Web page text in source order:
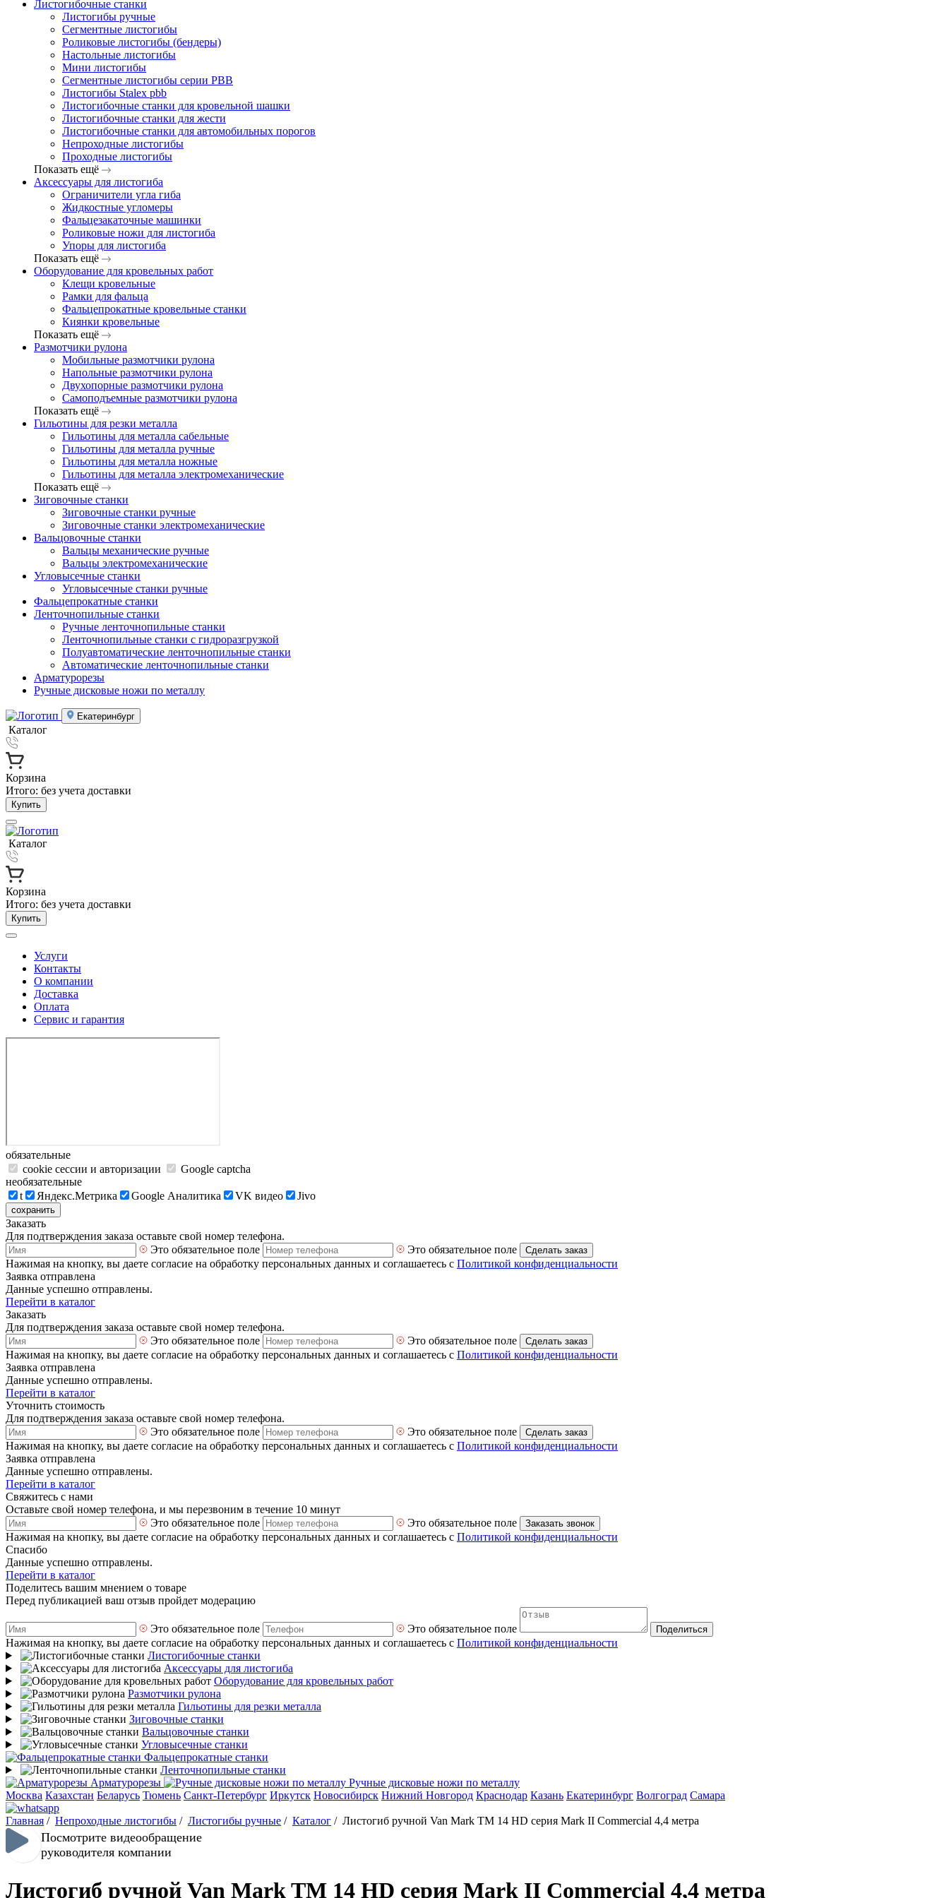
Листогибочные станки
Листогибы ручные
Сегментные листогибы
Роликовые листогибы (бендеры)
Настольные листогибы
Мини листогибы
Сегментные листогибы серии PBB
Листогибы Stalex pbb
Листогибочные станки для кровельной шашки
Листогибочные станки для жести
Листогибочные станки для автомобильных порогов
Непроходные листогибы
Проходные листогибы
Показать ещё
Аксессуары для листогиба
Ограничители угла гиба
Жидкостные угломеры
Фальцезакаточные машинки
Роликовые ножи для листогиба
Упоры для листогиба
Показать ещё
Оборудование для кровельных работ
Клещи кровельные
Рамки для фальца
Фальцепрокатные кровельные станки
Киянки кровельные
Показать ещё
Размотчики рулона
Мобильные размотчики рулона
Напольные размотчики рулона
Двухопорные размотчики рулона
Самоподъемные размотчики рулона
Показать ещё
Гильотины для резки металла
Гильотины для металла сабельные
Гильотины для металла ручные
Гильотины для металла ножные
Гильотины для металла электромеханические
Показать ещё
Зиговочные станки
Зиговочные станки ручные
Зиговочные станки электромеханические
Вальцовочные станки
Вальцы механические ручные
Вальцы электромеханические
Угловысечные станки
Угловысечные станки ручные
Фальцепрокатные станки
Ленточнопильные станки
Ручные ленточнопильные станки
Ленточнопильные станки с гидроразгрузкой
Полуавтоматические ленточнопильные станки
Автоматические ленточнопильные станки
Арматурорезы
Ручные дисковые ножи по металлу
Екатеринбург
Каталог
Корзина
Итого: без учета доставки
Купить
Каталог
Корзина
Итого: без учета доставки
Купить
Услуги
Контакты
О компании
Доставка
Оплата
Сервис и гарантия
обязательные
cookie сессии и авторизации
Google captcha
необязательные
t
Яндекс.Метрика Google Аналитика VK видео Jivo
сохранить
Заказать
Для подтверждения заказа оставьте свой номер телефона.
Это обязательное поле
Это обязательное поле Сделать заказ
Нажимая на кнопку, вы даете согласие на обработку персональных данных и соглашаетесь с Политикой конфиденциальности
Заявка отправлена
Данные успешно отправлены.
Перейти в каталог
Заказать
Для подтверждения заказа оставьте свой номер телефона.
Это обязательное поле
Это обязательное поле Сделать заказ
Нажимая на кнопку, вы даете согласие на обработку персональных данных и соглашаетесь с Политикой конфиденциальности
Заявка отправлена
Данные успешно отправлены.
Перейти в каталог
Уточнить стоимость
Для подтверждения заказа оставьте свой номер телефона.
Это обязательное поле
Это обязательное поле Сделать заказ
Нажимая на кнопку, вы даете согласие на обработку персональных данных и соглашаетесь с Политикой конфиденциальности
Заявка отправлена
Данные успешно отправлены.
Перейти в каталог
Свяжитесь с нами
Оставьте свой номер телефона, и мы перезвоним в течение 10 минут
Это обязательное поле
Это обязательное поле Заказать звонок
Нажимая на кнопку, вы даете согласие на обработку персональных данных и соглашаетесь с Политикой конфиденциальности
Спасибо
Данные успешно отправлены.
Перейти в каталог
Поделитесь вашим мнением о товаре
Перед публикацией ваш отзыв пройдет модерацию
Это обязательное поле Это обязательное поле Поделиться
Нажимая на кнопку, вы даете согласие на обработку персональных данных и соглашаетесь с Политикой конфиденциальности
Листогибочные станки
Аксессуары для листогиба
Оборудование для кровельных работ
Размотчики рулона
Гильотины для резки металла
Зиговочные станки
Вальцовочные станки
Угловысечные станки
Фальцепрокатные станки
Ленточнопильные станки
Арматурорезы
Ручные дисковые ножи по металлу
Москва Казахстан Беларусь Тюмень Санкт-Петербург Иркутск Новосибирск Нижний Новгород Краснодар Казань Екатеринбург Волгоград Самара
Главная / Непроходные листогибы / Листогибы ручные / Каталог / Листогиб ручной Van Mark TM 14 HD серия Mark II Commercial 4,4 метра
Посмотрите видеообращение
руководителя компании
Листогиб ручной Van Mark TM 14 HD серия Mark II Commercial 4,4 метра